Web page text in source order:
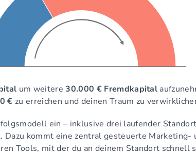
um weitere30.000 € Fremdkapital
€ zu erreichen und deinen Traum zu
ein – inklusive drei laufender
Dazu kommt eine zentral gesteuerte Marketing-
Tools, mit der du an deinem Standort schnell